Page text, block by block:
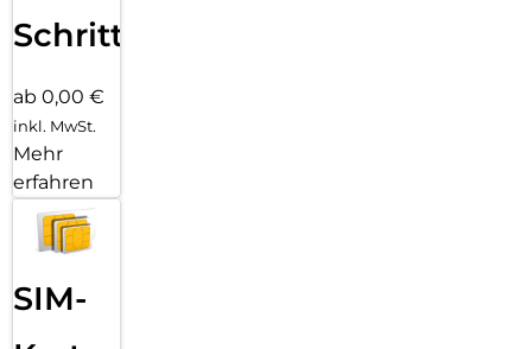
Schritten
ab 0,00 €
inkl. MwSt.
Mehr
erfahren
SIM-